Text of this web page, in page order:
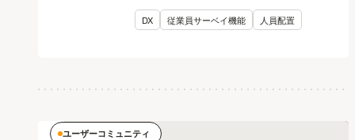
DX 従業員サーベイ機能 人員配置
ユーザーコミュニティ